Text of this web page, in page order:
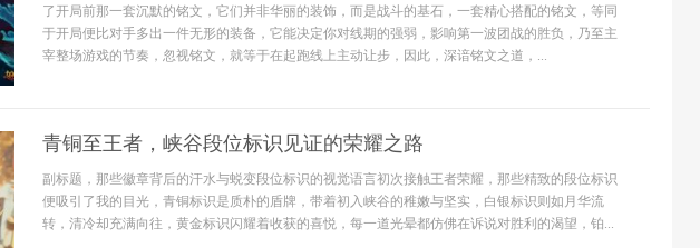
了开局前那一套沉默的铭文，它们并非华丽的装饰，而是战斗的基石，一套精心搭配的铭文，等同
于开局便比对手多出一件无形的装备，它能决定你对线期的强弱，影响第一波团战的胜负，乃至主
宰整场游戏的节奏，忽视铭文，就等于在起跑线上主动让步，因此，深谙铭文之道，...
青铜至王者，峡谷段位标识见证的荣耀之路
副标题，那些徽章背后的汗水与蜕变段位标识的视觉语言初次接触王者荣耀，那些精致的段位标识
便吸引了我的目光，青铜标识是质朴的盾牌，带着初入峡谷的稚嫩与坚实，白银标识则如月华流
转，清冷却充满向往，黄金标识闪耀着收获的喜悦，每一道光晕都仿佛在诉说对胜利的渴望，铂...